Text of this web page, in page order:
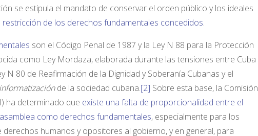
se estipula el mandato de conservar el orden público y los ideales
de los derechos fundamentales concedidos.
son el Código Penal de 1987 y la Ley N 88 para la Protección
como Ley Mordaza, elaborada durante las tensiones entre Cuba
80 de Reafirmación de la Dignidad y Soberanía Cubanas y el
informatizaciónde la sociedad cubana.[2] Sobre esta base, la Comisión
ha determinado que existe una falta de proporcionalidad entre el
como derechos fundamentales, especialmente para los
humanos y opositores al gobierno, y en general, para